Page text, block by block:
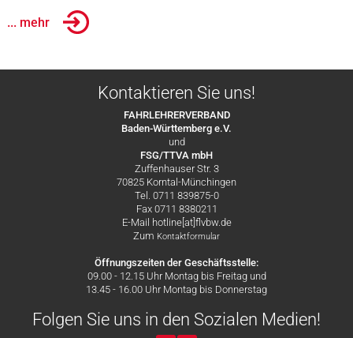
... mehr
Kontaktieren Sie uns!
FAHRLEHRERVERBAND
Baden-Württemberg e.V.
und
FSG/TTVA mbH
Zuffenhauser Str. 3
70825 Korntal-Münchingen
Tel. 0711 839875-0
Fax 0711 8380211
E-Mail hotline[at]flvbw.de
Zum Kontaktformular
Öffnungszeiten der Geschäftsstelle:
09.00 - 12.15 Uhr Montag bis Freitag und
13.45 - 16.00 Uhr Montag bis Donnerstag
Folgen Sie uns in den Sozialen Medien!